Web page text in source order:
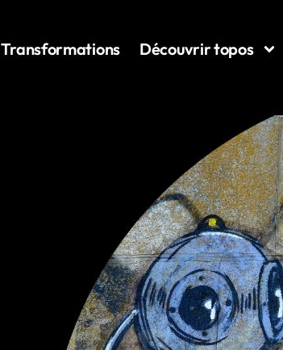
Transformations Découvrir topos